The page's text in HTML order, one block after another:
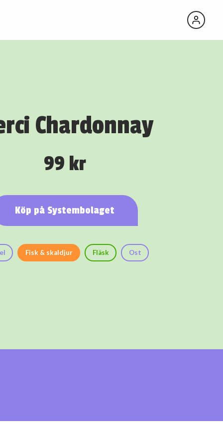
Chardonnay
99 kr
Köp på Systembolaget
Fisk & skaldjur Fläsk Ost